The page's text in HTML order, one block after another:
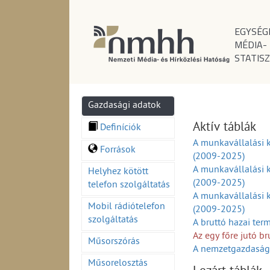
MÉDIA-
Gazdasági adatok
Definíciók
Források
Helyhez kötött
telefon szolgáltatás
Mobil rádiótelefon
szolgáltatás
Műsorszórás
Műsorelosztás
Aktív táblák
A munkavállalási
(2009-2025)
A munkavállalási
(2009-2025)
A munkavállalási
(2009-2025)
A bruttó hazai
Az egy főre jutó
A
A